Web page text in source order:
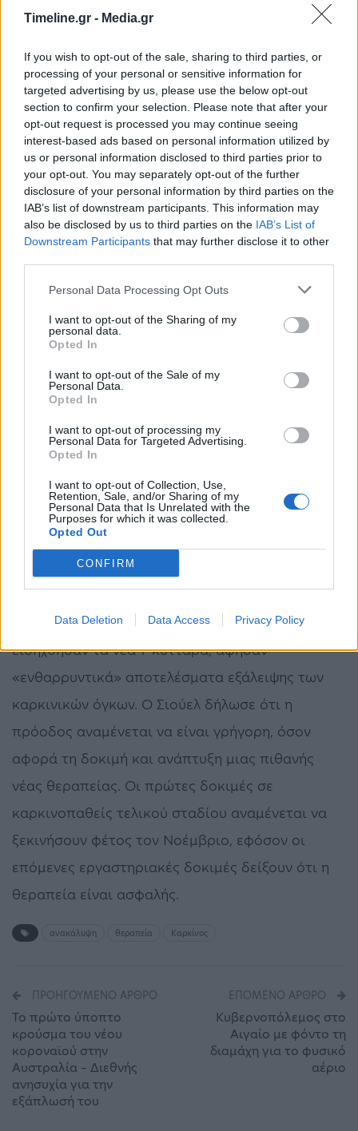
Timeline.gr - Media.gr
If you wish to opt-out of the sale, sharing to third parties, or
processing of your personal or sensitive information for
targeted advertising by us, please use the below opt-out
section to confirm your selection. Please note that after your
opt-out request is processed you may continue seeing
interest-based ads based on personal information utilized by
us or personal information disclosed to third parties prior to
your opt-out. You may separately opt-out of the further
disclosure of your personal information by third parties on the
IAB’s list of downstream participants. This information may
also be disclosed by us to third parties on the IAB’s List of
Downstream Participants that may further disclose it to other
Personal Data Processing Opt Outs
I want to opt-out of the Sharing of my
personal data.
Opted In
I want to opt-out of the Sale of my
Personal Data.
Opted In
I want to opt-out of processing my
Personal Data for Targeted Advertising.
Opted In
I want to opt-out of Collection, Use,
Retention, Sale, and/or Sharing of my
Personal Data that Is Unrelated with the
Purposes for which it was collected.
Opted Out
CONFIRM
Data Deletion Data Access Privacy Policy
το έχουν πολλοί άνθρωποι, αλλά για κάποιο λόγο
γνωρίζουμε ακόμη», ανέφερε.
Έως σήμερα υπάρχουν ορισμένες νέου τύπου
αντικαρκινικές ανοσοθεραπείες, όπως οι CAR-T
και TCR-T, αλλά έχουν σχετική
αποτελεσματικότητα μόνο σε λίγα είδη καρκίνου,
ιδίως στη λευχαιμία, ενώ δεν έχουν ιδιαίτερα
οφέλη για τους συμπαγείς όγκους, που είναι και
συχνότεροι. Επίσης είναι αρκετά
εξατομικευμένες θεραπείες, πράγμα που
αποτελεί πλεονέκτημα όσον αφορά την
καταλληλότητα τους για συγκεκριμένα άτομα,
αλλά και μειονέκτημα όσον αφορά το εύρος των
ασθενών που μπορούν να επωφεληθούν.
Το νέο κύτταρο προσκολλάται σε ένα μόριο
στους ανθρώπους. Αυτό σημαίνει ότι όχι μόνο
μια μελλοντική θεραπεία μπορεί να «δουλεύει»
για τους περισσότερους καρκίνους, αλλά και για
όλους σχεδόν τους ανθρώπους.
Τα πρώτα πειράματα σε ποντίκια, όπου
εισήχθησαν τα νέα Τ-κύτταρα, άφησαν
«ενθαρρυντικά» αποτελέσματα εξάλειψης των
καρκινικών όγκων. Ο Σιούελ δήλωσε ότι η
πρόοδος αναμένεται να είναι γρήγορη, όσον
αφορά τη δοκιμή και ανάπτυξη μιας πιθανής
νέας θεραπείας. Οι πρώτες δοκιμές σε
καρκινοπαθείς τελικού σταδίου αναμένεται να
ξεκινήσουν φέτος τον Νοέμβριο, εφόσον οι
επόμενες εργαστηριακές δοκιμές δείξουν ότι η
θεραπεία είναι ασφαλής.
ανακάλυψη θεραπεία Καρκίνος
ΠΡΟΗΓΟΎΜΕΝΟ ΆΡΘΡΟ
Το πρώτο ύποπτο
κρούσμα του νέου
κοροναϊού στην
Αυστραλία – Διεθνής
ανησυχία για την
εξάπλωσή του
ΕΠΌΜΕΝΟ ΆΡΘΡΟ
Κυβερνοπόλεμος στο
Αιγαίο με φόντο τη
διαμάχη για το φυσικό
αέριο